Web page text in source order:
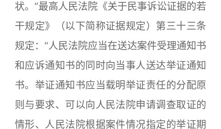
状。”最高人民法院《关于民事诉讼证据的若
干规定》（以下简称证据规定）第三十三条
规定：“人民法院应当在送达案件受理通知书
和应诉通知书的同时向当事人送达举证通知
书。举证通知书应当载明举证责任的分配原
则与要求、可以向人民法院申请调查取证的
情形、人民法院根据案件情况指定的举证期